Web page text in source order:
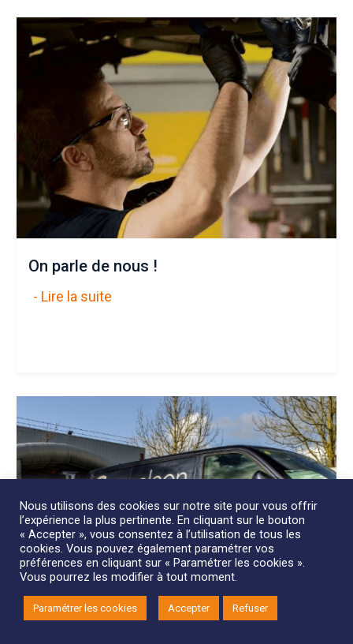
On parle de nous !
- Lire la suite
Nous utilisons des cookies sur notre site pour vous offrir
l’expérience la plus pertinente. En cliquant sur le bouton
« Accepter », vous consentez à l’utilisation de tous les
cookies. Vous pouvez également paramétrer vos
préférences en cliquant sur « Paramétrer les cookies ».
Vous pourrez les modifier à tout moment.
Paramétrer les cookies Accepter Refuser